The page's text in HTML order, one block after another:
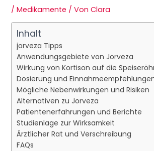
/Medikamente / VonClara
Inhalt
jorveza Tipps
Anwendungsgebiete von Jorveza
Wirkung von Kortison auf die
Dosierung und
Mögliche Nebenwirkungen und Risiken
Alternativen zu Jorveza
Patientenerfahrungen und Berichte
Studienlage zur Wirksamkeit
Ärztlicher Rat und Verschreibung
FAQs